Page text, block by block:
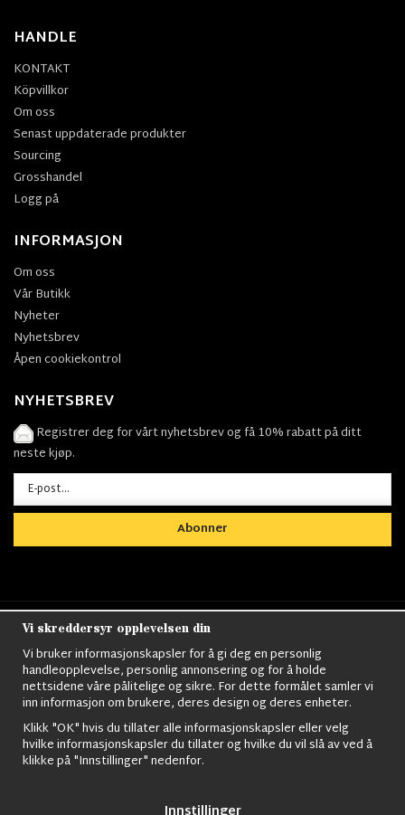
HANDLE
KONTAKT
Köpvillkor
Om oss
Senast uppdaterade produkter
Sourcing
Grosshandel
Logg på
INFORMASJON
Om oss
Vår Butikk
Nyheter
Nyhetsbrev
Åpen cookiekontrol
NYHETSBREV
Registrer deg for vårt nyhetsbrev og få 10% rabatt på ditt
neste kjøp.
Abonner
Nordens största utbud av
kläder,Militärtöverskott, Militärutrustning, Ordningsvakt
utrustning,väktarkläder,Militärbyxor,Militärjackor,M65
Jackor,Bomberjackor,Militärkängor,Militära Ryggsäckar,Vintage Army
kläder,Sjömanskläder,Paracord,Gasmask,Ghillie
Militärknivar Knivhandskar Natotröjor
Vi skreddersyr opplevelsen din
Vi bruker informasjonskapsler for å gi deg en personlig
handleopplevelse, personlig annonsering og for å holde
nettsidene våre pålitelige og sikre. For dette formålet samler vi
inn informasjon om brukere, deres design og deres enheter.
Klikk "OK" hvis du tillater alle informasjonskapsler eller velg
hvilke informasjonskapsler du tillater og hvilke du vil slå av ved å
klikke på "Innstillinger" nedenfor.